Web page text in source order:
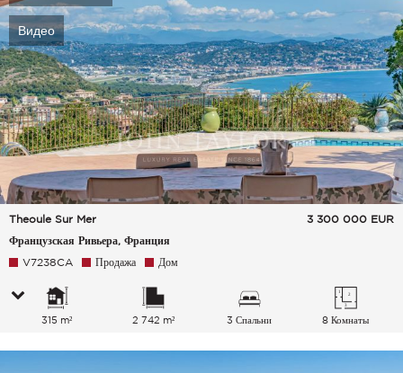
Видео
Theoule Sur Mer
Французская Ривьера, Франция
3 300 000 EUR
V7238CA Продажа Дом
315 m² 2 742 m² 3 Спальни 8 Комнаты